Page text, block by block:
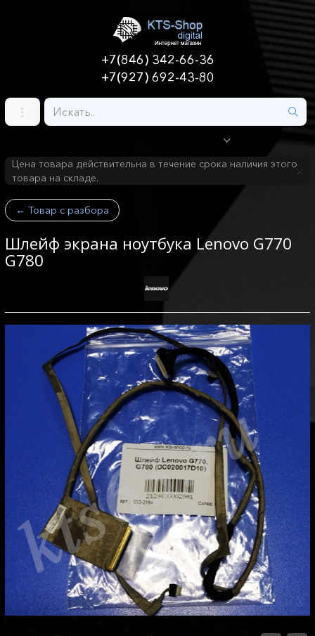
+7(846) 342-66-36
+7(927) 692-43-80
Цена товара действительна в течение срока наличия этого
товара на складе.
← Товар с разбора
Шлейф экрана ноутбука Lenovo G770
G780